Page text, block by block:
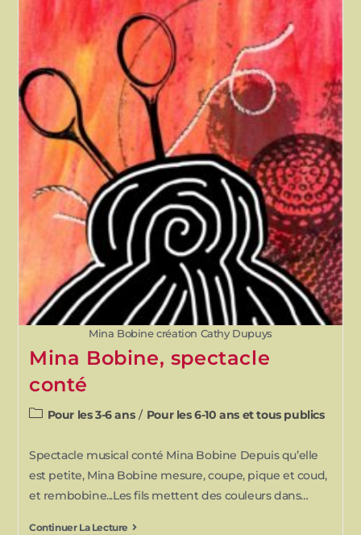
Mina Bobine création Cathy Dupuys
Mina Bobine, spectacle
conté
Pour les 3-6 ans / Pour les 6-10 ans et tous publics
Spectacle musical conté Mina Bobine Depuis qu’elle
est petite, Mina Bobine mesure, coupe, pique et coud,
et rembobine...Les fils mettent des couleurs dans…
Continuer La Lecture